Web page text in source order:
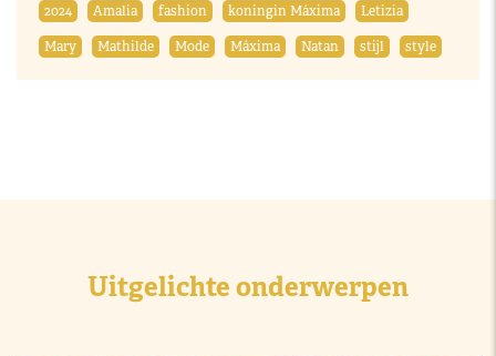
2024 Amalia fashion koningin Máxima
Letizia
Mary
Mathilde Mode Máxima Natan stijl style
Uitgelichte onderwerpen